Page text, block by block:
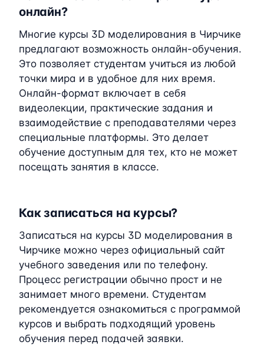
онлайн?
Многие курсы 3D моделирования в Чирчике
предлагают возможность онлайн-обучения.
Это позволяет студентам учиться из любой
точки мира и в удобное для них время.
Онлайн-формат включает в себя
видеолекции, практические задания и
взаимодействие с преподавателями через
специальные платформы. Это делает
обучение доступным для тех, кто не может
посещать занятия в классе.
Как записаться на курсы?
Записаться на курсы 3D моделирования в
Чирчике можно через официальный сайт
учебного заведения или по телефону.
Процесс регистрации обычно прост и не
занимает много времени. Студентам
рекомендуется ознакомиться с программой
курсов и выбрать подходящий уровень
обучения перед подачей заявки.